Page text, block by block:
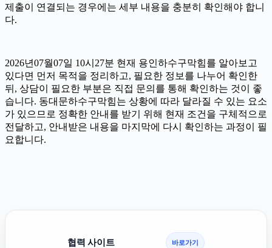
제출이 연결되는 경우에는 세부 내용을 충분히 확인해야 합니
다.
2026년07월07일 10시27분 현재 용인하수구막힘를 알아보고
있다면 먼저 목적을 정리하고, 필요한 정보를 나누어 확인한
뒤, 상담이 필요한 부분은 직접 문의를 통해 확인하는 것이 좋
습니다. 동대문하수구막힘는 상황에 따라 달라질 수 있는 요소
가 있으므로 정확한 안내를 받기 위해 현재 조건을 구체적으로
전달하고, 안내받은 내용을 마지막에 다시 확인하는 과정이 필
요합니다.
협력 사이트 바로가기